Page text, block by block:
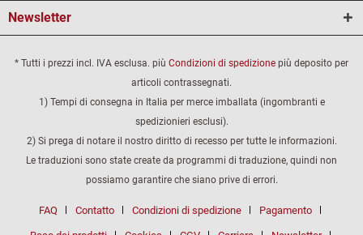
Newsletter
* Tutti i prezzi incl. IVA esclusa. più Condizioni di spedizione più deposito per
articoli contrassegnati.
1) Tempi di consegna in Italia per merce imballata (ingombranti e
spedizionieri esclusi).
2) Si prega di notare il nostro diritto di recesso per tutte le informazioni.
Le traduzioni sono state create da programmi di traduzione, quindi non
possiamo garantire che siano prive di errori.
FAQ Contatto Condizioni di spedizione Pagamento